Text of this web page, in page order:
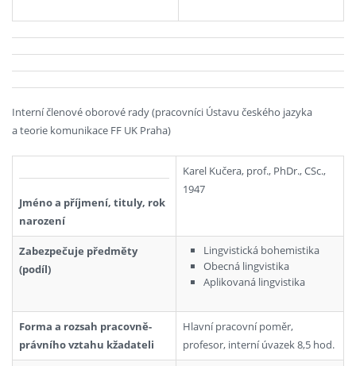
Interní členové oborové rady (pracovníci Ústavu českého jazyka
a teorie komunikace FF UK Praha)
Jméno a příjmení, tituly, rok
narození
Karel Kučera, prof., PhDr., CSc.,
1947
Zabezpečuje předměty
(podíl)
Lingvistická bohemistika
Obecná lingvistika
Aplikovaná lingvistika
Forma a rozsah pracovně-
právního vztahu kžadateli
Hlavní pracovní poměr,
profesor, interní úvazek 8,5 hod.